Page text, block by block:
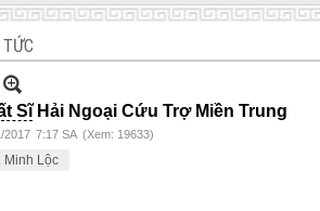
SĩHải Ngoại Cứu Trợ Miền Trung
2017 7:17 SA (Xem: 19633)
Minh Lộc